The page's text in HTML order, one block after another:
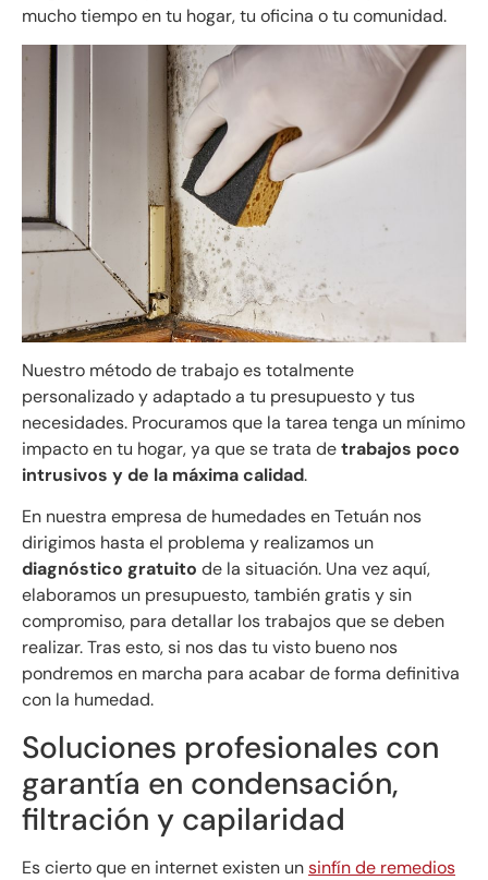
mucho tiempo en tu hogar, tu oficina o tu comunidad.
Nuestro método de trabajo es totalmente
personalizado y adaptado a tu presupuesto y tus
necesidades. Procuramos que la tarea tenga un mínimo
impacto en tu hogar, ya que se trata detrabajos poco
intrusivos y de la máxima calidad.
En nuestra empresa de humedades en Tetuán nos
dirigimos hasta el problema y realizamos un
diagnóstico gratuito de la situación. Una vez aquí,
elaboramos un presupuesto, también gratis y sin
compromiso, para detallar los trabajos que se deben
realizar. Tras esto, si nos das tu visto bueno nos
pondremos en marcha para acabar de forma definitiva
con la humedad.
Soluciones profesionales con
garantía en condensación,
filtración y capilaridad
Es cierto que en internet existen unsinfín de remedios